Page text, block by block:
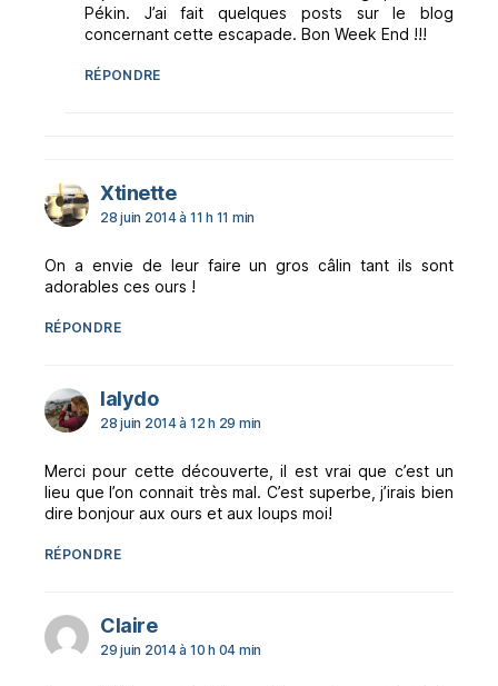
Pékin. J’ai fait quelques posts sur le blog
concernant cette escapade. Bon Week End !!!
RÉPONDRE
Xtinettedit :
28 juin 2014 à 11 h 11 min
On a envie de leur faire un gros câlin tant ils sont
adorables ces ours !
RÉPONDRE
lalydodit :
28 juin 2014 à 12 h 29 min
Merci pour cette découverte, il est vrai que c’est un
lieu que l’on connait très mal. C’est superbe, j’irais bien
dire bonjour aux ours et aux loups moi!
RÉPONDRE
Clairedit :
29 juin 2014 à 10 h 04 min